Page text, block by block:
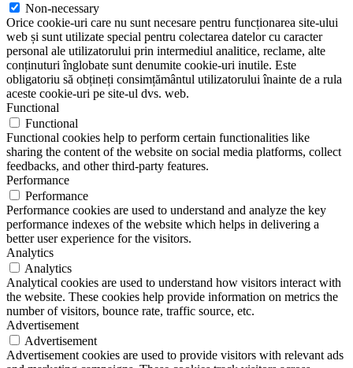
Non-necessary
Orice cookie-uri care nu sunt necesare pentru funcționarea site-ului
web și sunt utilizate special pentru colectarea datelor cu caracter
personal ale utilizatorului prin intermediul analitice, reclame, alte
conținuturi înglobate sunt denumite cookie-uri inutile. Este
obligatoriu să obțineți consimțământul utilizatorului înainte de a rula
aceste cookie-uri pe site-ul dvs. web.
Functional
Functional
Functional cookies help to perform certain functionalities like
sharing the content of the website on social media platforms, collect
feedbacks, and other third-party features.
Performance
Performance
Performance cookies are used to understand and analyze the key
performance indexes of the website which helps in delivering a
better user experience for the visitors.
Analytics
Analytics
Analytical cookies are used to understand how visitors interact with
the website. These cookies help provide information on metrics the
number of visitors, bounce rate, traffic source, etc.
Advertisement
Advertisement
Advertisement cookies are used to provide visitors with relevant ads